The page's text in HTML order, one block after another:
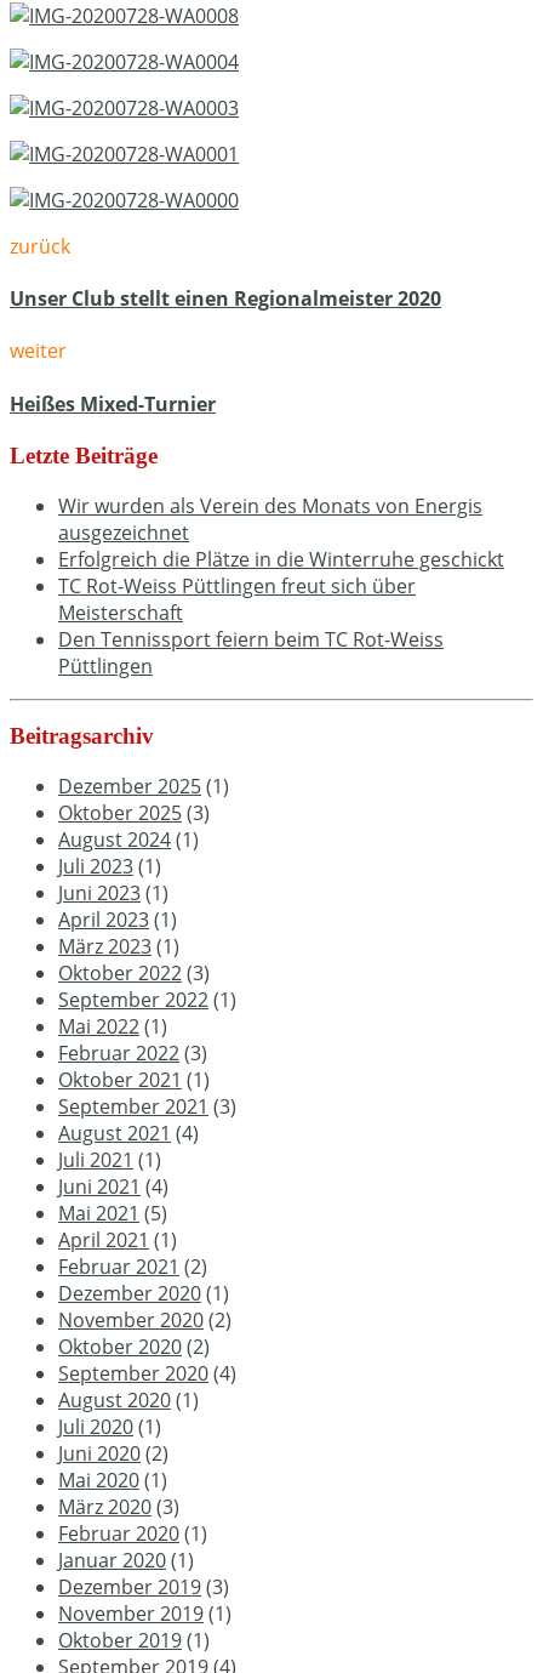
zurück
Unser Club stellt einen Regionalmeister 2020
weiter
Heißes Mixed-Turnier
Letzte Beiträge
Wir wurden als Verein des Monats von Energis
ausgezeichnet
Erfolgreich die Plätze in die Winterruhe geschickt
TC Rot-Weiss Püttlingen freut sich über
Meisterschaft
Den Tennissport feiern beim TC Rot-Weiss
Püttlingen
Beitragsarchiv
Dezember 2025(1)
Oktober 2025(3)
August 2024(1)
Juli 2023(1)
Juni 2023(1)
April 2023(1)
März 2023(1)
Oktober 2022(3)
September 2022(1)
Mai 2022(1)
Februar 2022(3)
Oktober 2021 (1)
September 2021 (3)
August 2021 (4)
Juli 2021 (1)
Juni 2021 (4)
Mai 2021 (5)
April 2021 (1)
Februar 2021 (2)
Dezember 2020(1)
November 2020(2)
Oktober 2020(2)
September 2020(4)
August 2020(1)
Juli 2020(1)
Juni 2020(2)
Mai 2020(1)
März 2020(3)
Februar 2020(1)
Januar 2020(1)
Dezember 2019(3)
November 2019(1)
Oktober 2019(1)
September 2019(4)